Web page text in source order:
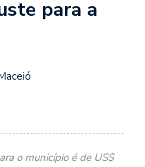
para a
o município é de US$